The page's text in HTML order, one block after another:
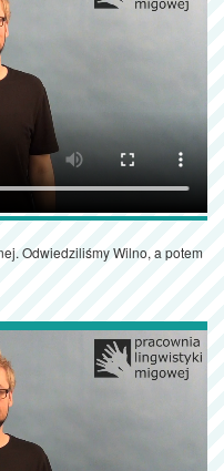
Odwiedziliśmy Wilno, a potem